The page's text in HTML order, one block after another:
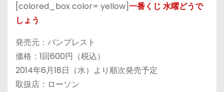
[colored_box color= yellow]一番くじ 水曜どうで
しょう
発売元：バンプレスト
価格：1回600円（税込）
2014年6月18日（水）より順次発売予定
取扱店：ローソン